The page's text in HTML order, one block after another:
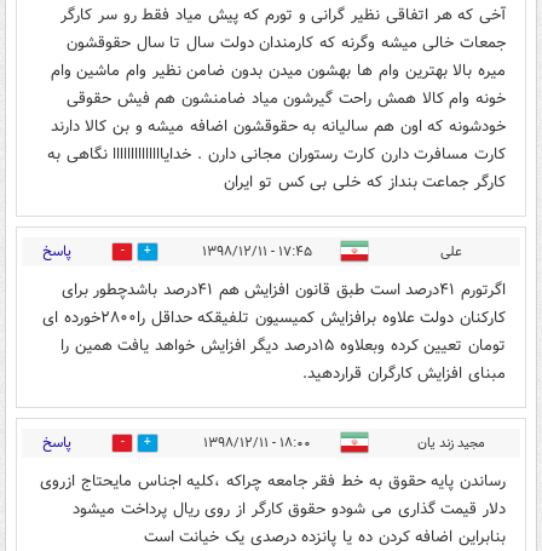
آخی که هر اتفاقی نظیر گرانی و تورم که پیش میاد فقط رو سر کارگر
جمعات خالی میشه وگرنه که کارمندان دولت سال تا سال حقوقشون
میره بالا بهترین وام ها بهشون میدن بدون ضامن نظیر وام ماشین وام
خونه وام کالا همش راحت گیرشون میاد ضامنشون هم فیش حقوقی
خودشونه که اون هم سالیانه به حقوقشون اضافه میشه و بن کالا دارند
کارت مسافرت دارن کارت رستوران مجانی دارن . خدایاااااااااااااا نگاهی به
کارگر جماعت بنداز که خلی بی کس تو ایران
علی ۱۷:۴۵ - ۱۳۹۸/۱۲/۱۱ 18 پاسخ
اگرتورم ۴۱درصد است طبق قانون افزایش هم ۴۱درصد باشدچطور برای
کارکنان دولت علاوه برافزایش کمیسیون تلفیقکه حداقل را۲۸۰۰خورده ای
تومان تعیین کرده وبعلاوه ۱۵درصد دیگر افزایش خواهد یافت همین را
مبنای افزایش کارگران قراردهید.
مجید زند یان ۱۸:۰۰ - ۱۳۹۸/۱۲/۱۱ 11 پاسخ
رساندن پایه حقوق به خط فقر جامعه چراکه ،کلیه اجناس مایحتاج ازروی
دلار قیمت گذاری می شودو حقوق کارگر از روی ریال پرداخت میشود
بنابراین اضافه کردن ده یا پانزده درصدی یک خیانت است